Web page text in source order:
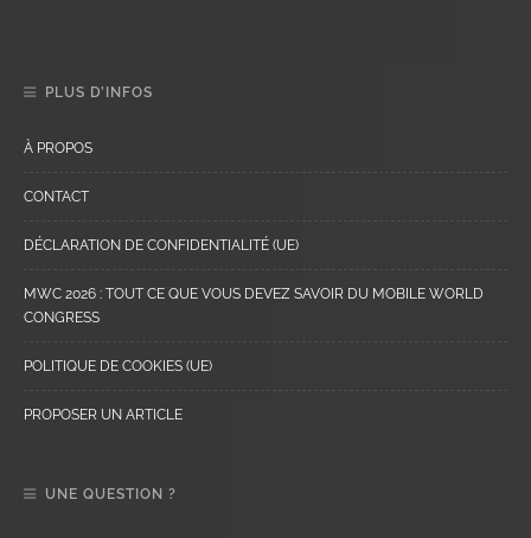
PLUS D’INFOS
À PROPOS
CONTACT
DÉCLARATION DE CONFIDENTIALITÉ (UE)
MWC 2026 : TOUT CE QUE VOUS DEVEZ SAVOIR DU MOBILE WORLD
CONGRESS
POLITIQUE DE COOKIES (UE)
PROPOSER UN ARTICLE
UNE QUESTION ?